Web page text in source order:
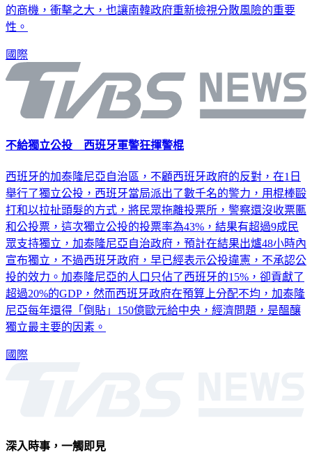
的商機，衝擊之大，也讓南韓政府重新檢視分散風險的重要
性。
國際
不給獨立公投 西班牙軍警狂揮警棍
西班牙的加泰隆尼亞自治區，不顧西班牙政府的反對，在1日
舉行了獨立公投，西班牙當局派出了數千名的警力，用棍棒毆
打和以拉扯頭髮的方式，將民眾拖離投票所，警察還沒收票匭
和公投票，這次獨立公投的投票率為43%，結果有超過9成民
眾支持獨立，加泰隆尼亞自治政府，預計在結果出爐48小時內
宣布獨立，不過西班牙政府，早已經表示公投違憲，不承認公
投的效力。加泰隆尼亞的人口只佔了西班牙的15%，卻貢獻了
超過20%的GDP，然而西班牙政府在預算上分配不均，加泰隆
尼亞每年還得「倒貼」150億歐元給中央，經濟問題，是醞釀
獨立最主要的因素。
國際
深入時事，一觸即見